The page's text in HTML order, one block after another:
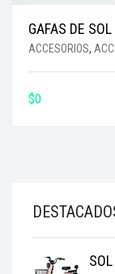
GAFAS DE
ACCESORIOS,
$0